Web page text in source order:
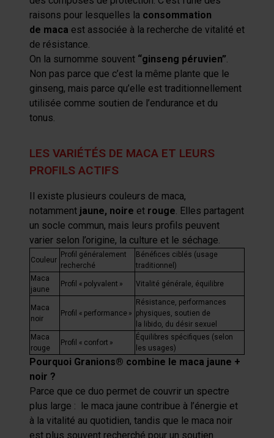
raisons pour lesquelles la consommation
de maca est associée à la recherche de vitalité et
de résistance.
On la surnomme souvent “ginseng péruvien”.
Non pas parce que c’est la même plante que le
ginseng, mais parce qu’elle est traditionnellement
utilisée comme soutien de l’endurance et du
tonus.
LES VARIÉTÉS DE MACA ET LEURS
PROFILS ACTIFS
Il existe plusieurs couleurs de maca,
notamment jaune, noire et rouge. Elles partagent
un socle commun, mais leurs profils peuvent
varier selon l’origine, la culture et le séchage.
Couleur
Profil généralement
recherché
Bénéfices ciblés (usage
traditionnel)
Maca
jaune
Profil « polyvalent » Vitalité générale, équilibre
Maca
noir
Profil « performance »
Résistance, performances
physiques, soutien de
la libido, du désir sexuel
Maca
rouge
Profil « confort »
Équilibres spécifiques (selon
les usages)
Pourquoi Granions® combine le maca jaune +
noir ?
Parce que ce duo permet de couvrir un spectre
plus large : le maca jaune contribue à l’énergie et
à la vitalité au quotidien, tandis que le maca noir
est plus souvent recherché pour un soutien